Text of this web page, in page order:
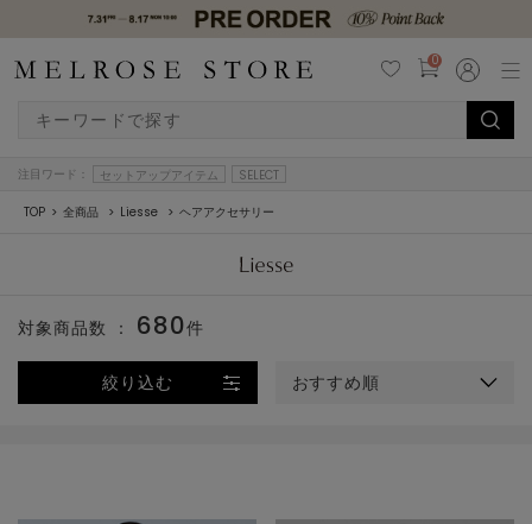
0
注目ワード： セットアップアイテム SELECT
TOP 全商品 Liesse ヘアアクセサリー
絞り込む おすすめ順
対象商品数 ： 680件